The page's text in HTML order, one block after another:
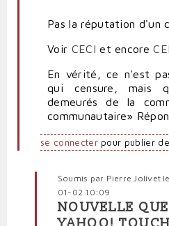
Pas la réputation d'un
Voir CECIet encore
En vérité, ce n'est
qui censure, mais
demeurés de la
communautaire»
se connecterpour publier
Soumis par Pierre Jolivet
01-02 10:09
En
NOUVELLE